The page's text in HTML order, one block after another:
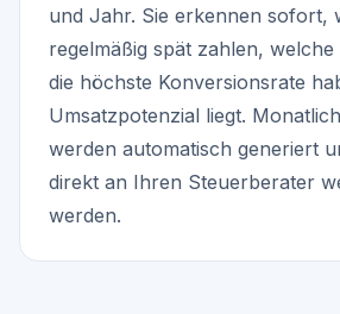
und Jahr. Sie erkennen sofort,
regelmäßig spät zahlen,
die höchste Konversionsrate
Umsatzpotenzial liegt.
werden automatisch generiert
direkt an Ihren Steuerberater
werden.